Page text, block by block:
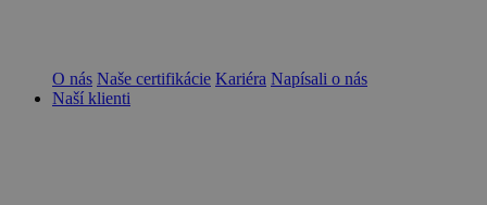
O nás Naše certifikácie Kariéra Napísali o nás
Naší klienti